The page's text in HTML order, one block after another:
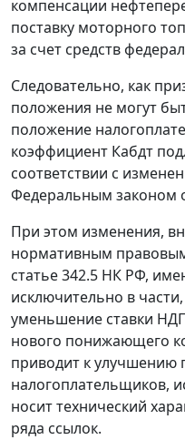
компенсации
поставку моторного
за счет средств
Следовательно, как
положения не могут
положение
коэффициент Кабдт
соответствии с
Федеральным законом
При этом изменения,
нормативным
статье 342.5 НК РФ,
исключительно в
уменьшение ставки
нового понижающего
приводит к улучшению
налогоплательщиков,
носит технический
ряда ссылок.